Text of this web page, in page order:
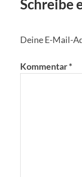
Schreibe
Deine E-Mail-
Kommentar*